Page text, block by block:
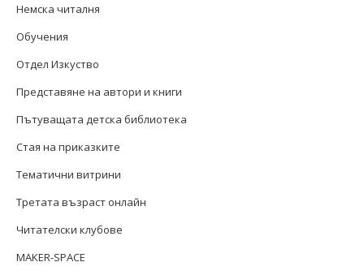
Немска читалня
Обучения
Отдел Изкуство
Представяне на автори и книги
Пътуващата детска библиотека
Стая на приказките
Тематични витрини
Третата възраст онлайн
Читателски клубове
MAKER-SPACE